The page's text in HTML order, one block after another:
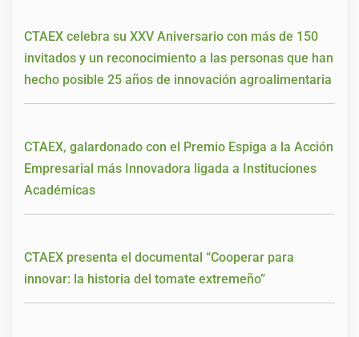
CTAEX celebra su XXV Aniversario con más de 150
invitados y un reconocimiento a las personas que han
hecho posible 25 años de innovación agroalimentaria
CTAEX, galardonado con el Premio Espiga a la Acción
Empresarial más Innovadora ligada a Instituciones
Académicas
CTAEX presenta el documental “Cooperar para
innovar: la historia del tomate extremeño”